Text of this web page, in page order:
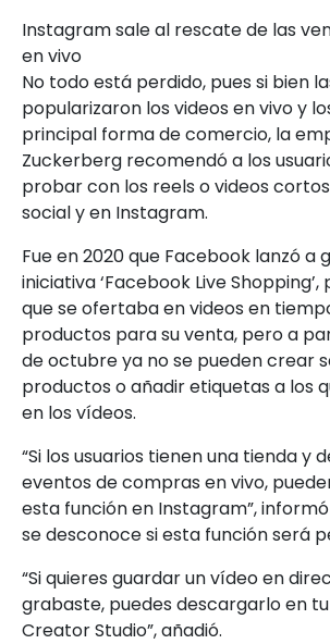
Instagram sale al rescate de las
en vivo
No todo está perdido, pues si bien
popularizaron los videos en vivo y
principal forma de comercio, la
Zuckerberg recomendó a los
probar con los reels o videos
social y en Instagram.
Fue en 2020 que Facebook lanzó a
iniciativa ‘Facebook Live
que se ofertaba en videos en
productos para su venta, pero a
de octubre ya no se pueden crear
productos o añadir etiquetas a los
en los vídeos.
“Si los usuarios tienen una tienda y
eventos de compras en vivo,
esta función en Instagram”,
se desconoce si esta función será
“Si quieres guardar un vídeo en
grabaste, puedes descargarlo en
Creator Studio”, añadió.